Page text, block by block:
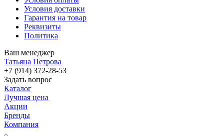
Условия доставки
Гарантия на товар
Реквизиты
Политика
Ваш менеджер
Татьяна Петрова
+7 (914) 372-28-53
Задать вопрос
Каталог
Лучшая цена
Акции
Бренды
Компания